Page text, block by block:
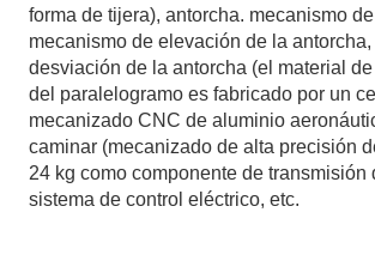
forma de tijera), antorcha. mecanismo
mecanismo de elevación de la
desviación de la antorcha (el material
del paralelogramo es fabricado por un
mecanizado CNC de aluminio
caminar (mecanizado de alta precisión
24 kg como componente de transmisión
sistema de control eléctrico, etc.